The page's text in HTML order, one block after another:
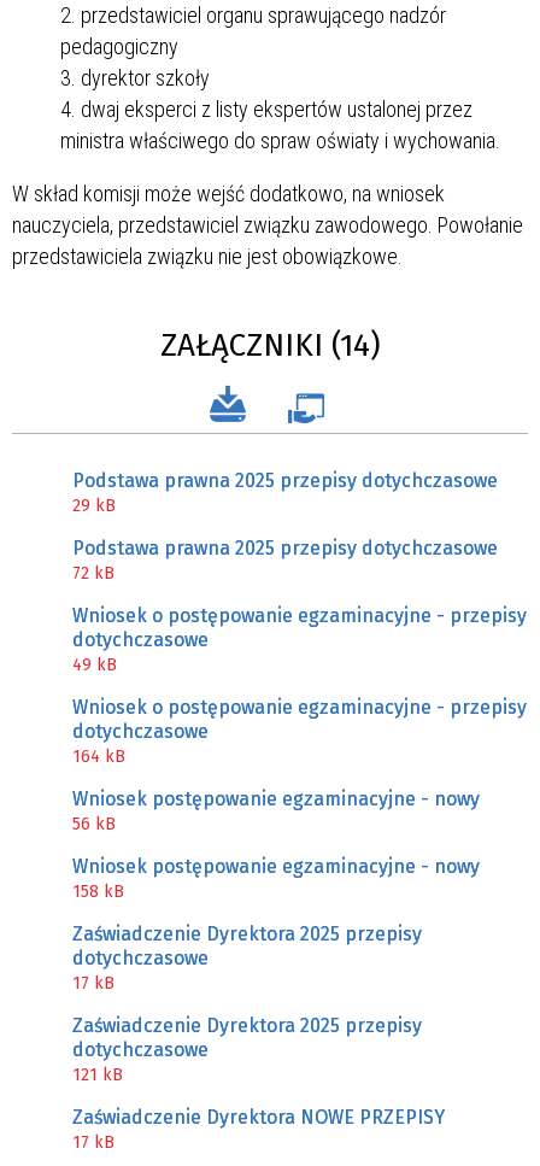
przedstawiciel organu sprawującego nadzór
pedagogiczny
dyrektor szkoły
dwaj eksperci z listy ekspertów ustalonej przez
ministra właściwego do spraw oświaty i wychowania.
W skład komisji może wejść dodatkowo, na wniosek
nauczyciela, przedstawiciel związku zawodowego. Powołanie
przedstawiciela związku nie jest obowiązkowe.
ZAŁĄCZNIKI (14)
Podstawa prawna 2025 przepisy dotychczasowe
29 kB
Podstawa prawna 2025 przepisy dotychczasowe
72 kB
Wniosek o postępowanie egzaminacyjne - przepisy
dotychczasowe
49 kB
Wniosek o postępowanie egzaminacyjne - przepisy
dotychczasowe
164 kB
Wniosek postępowanie egzaminacyjne - nowy
56 kB
Wniosek postępowanie egzaminacyjne - nowy
158 kB
Zaświadczenie Dyrektora 2025 przepisy
dotychczasowe
17 kB
Zaświadczenie Dyrektora 2025 przepisy
dotychczasowe
121 kB
Zaświadczenie Dyrektora NOWE PRZEPISY
17 kB